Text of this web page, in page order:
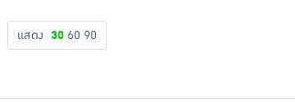
แสดง 30 60 90